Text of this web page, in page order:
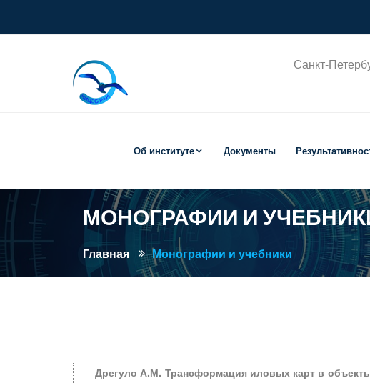
Санкт-
Об институте Документы
МОНОГРАФИИ И
Главная Монографии и учебники
Дрегуло А.М. Трансформация иловых карт в